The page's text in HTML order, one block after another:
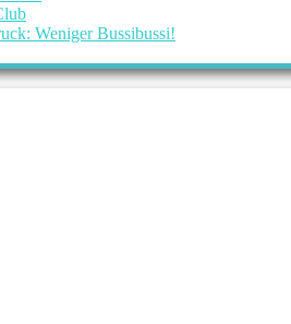
Weniger Bussibussi!